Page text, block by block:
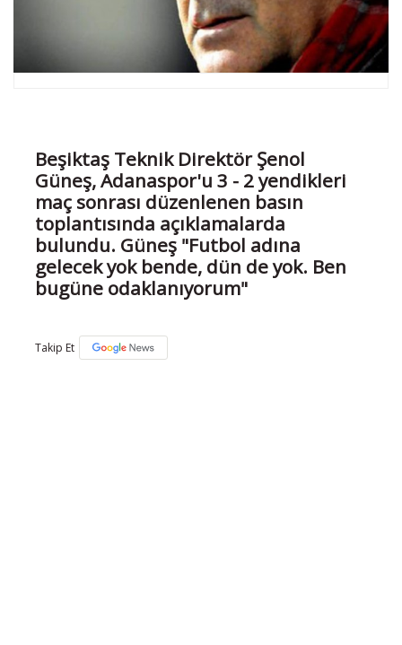
Beşiktaş Teknik Direktör Şenol
Güneş, Adanaspor'u 3 - 2 yendikleri
maç sonrası düzenlenen basın
toplantısında açıklamalarda
bulundu. Güneş "Futbol adına
gelecek yok bende, dün de yok. Ben
bugüne odaklanıyorum"
Takip Et